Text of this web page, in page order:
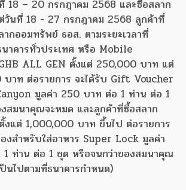
18 – 20 กรกฎาคม 2568 และซื้อสลาก
วันที่ 18 - 27 กรกฎาคม 2568 ลูกค้าที่
กออมทรัพย์ ธอส. ตามระยะเวลาที่
าคารทั่วประเทศ หรือ Mobile
ALL GEN ตั้งแต่ 250,000 บาท แต่
บาท ต่อรายการ จะได้รับ Gift Voucher
มูลค่า 250 บาท ต่อ 1 ท่าน ต่อ 1
สมนาคุณจะหมด และลูกค้าที่ซื้อสลาก
แต่ 1,000,000 บาท ขึ้นไป ต่อรายการ
งสำหรับใส่อาหาร Super Lock มูลค่า
ท่าน ต่อ 1 ชุด หรือจนกว่าของสมนาคุณ
นไปตามที่ธนาคารกำหนด)